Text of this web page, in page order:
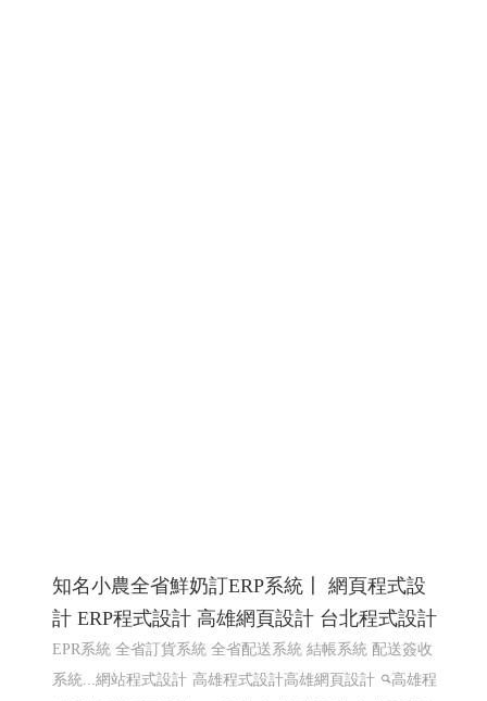
知名小農全省鮮奶訂ERP系統〡 網頁程式設
計 ERP程式設計 高雄網頁設計 台北程式設計
EPR系統 全省訂貨系統 全省配送系統 結帳系統 配送簽收
系統...網站程式設計 高雄程式設計高雄網頁設計
高雄程